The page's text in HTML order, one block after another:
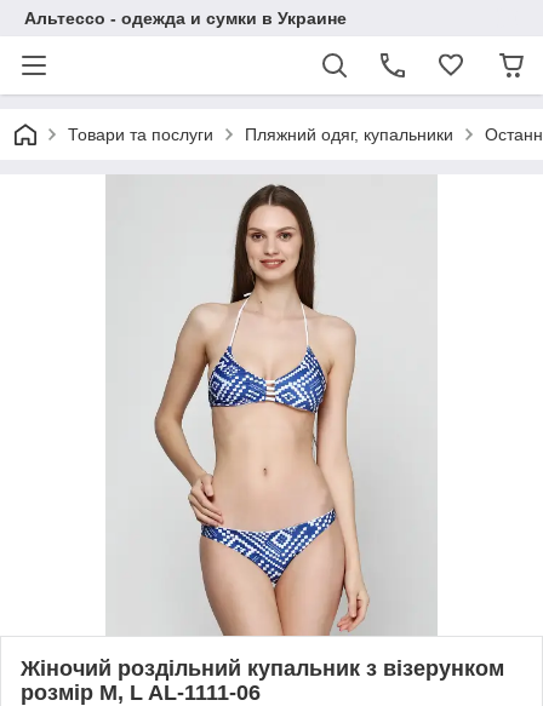
Альтессо - одежда и сумки в Украине
Товари та послуги Пляжний одяг, купальники
Жіночий роздільний купальник з візерунком
розмір М, L AL-1111-06